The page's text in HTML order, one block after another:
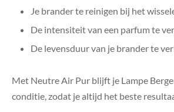
Je brander te reinigen bij het
De intensiteit van een parfum te
De levensduur van je brander te
Met Neutre Air Pur blijft je Lampe
conditie, zodat je altijd het beste